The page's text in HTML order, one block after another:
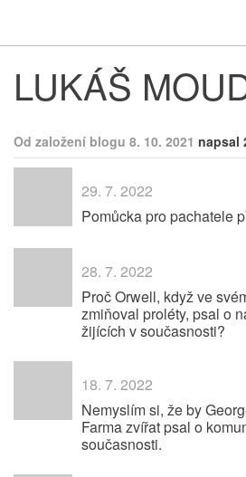
LUKÁŠ
Od založení blogu 8. 10. 2021 napsal
29. 7. 2022
Pomůcka pro pachatele
28. 7. 2022
Proč Orwell, když ve
zmiňoval proléty, psal o
žijících v současnosti?
18. 7. 2022
Nemyslím si, že by
Farma zvířat psal o
současnosti.